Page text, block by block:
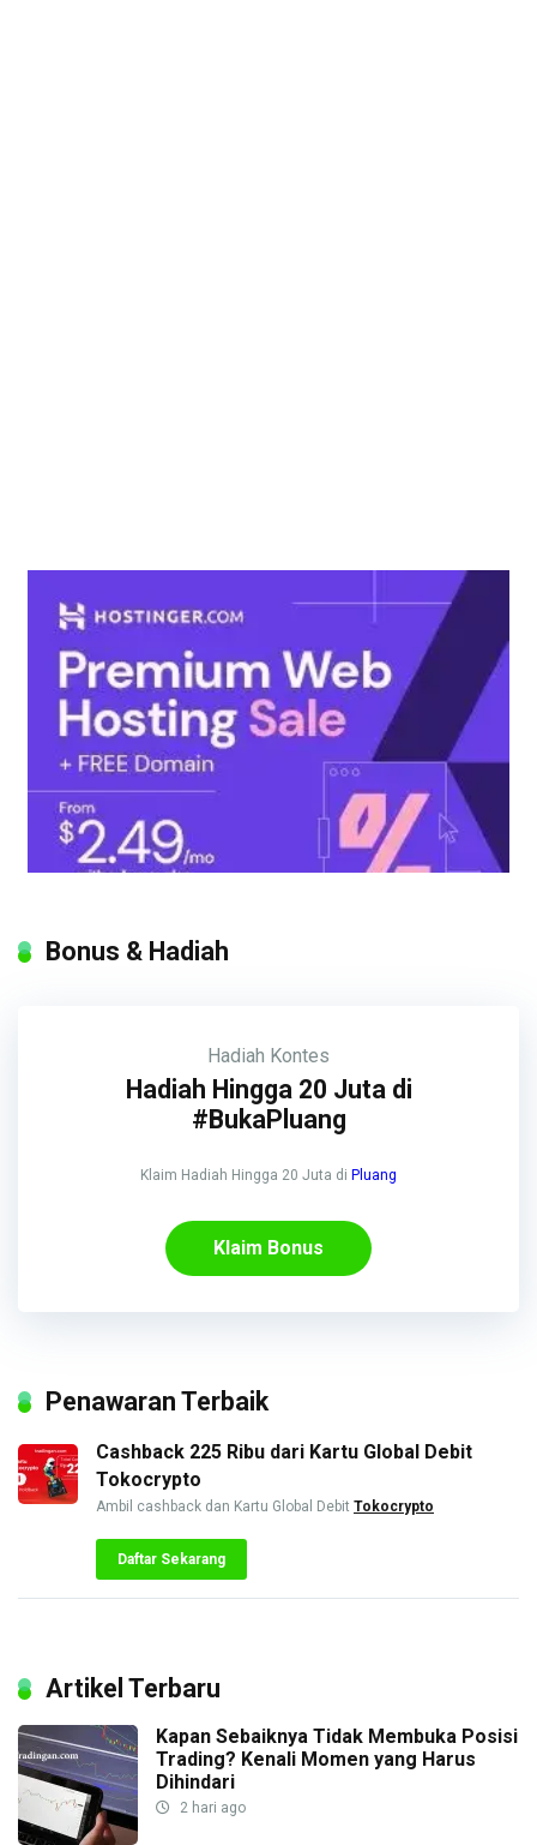
Bonus & Hadiah
Hadiah Kontes
Hadiah Hingga 20 Juta di
#BukaPluang
Klaim Hadiah Hingga 20 Juta di Pluang
Klaim Bonus
Penawaran Terbaik
Cashback 225 Ribu dari Kartu Global Debit
Tokocrypto
Ambil cashback dan Kartu Global Debit Tokocrypto
Daftar Sekarang
Artikel Terbaru
Kapan Sebaiknya Tidak Membuka Posisi
Trading? Kenali Momen yang Harus
Dihindari
2 hari ago